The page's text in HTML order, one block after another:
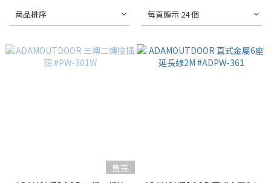
商品排序 每頁顯示 24 個
售完